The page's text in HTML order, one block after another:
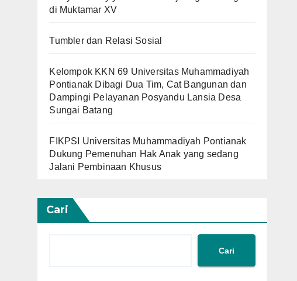
di Muktamar XV
Tumbler dan Relasi Sosial
Kelompok KKN 69 Universitas Muhammadiyah
Pontianak Dibagi Dua Tim, Cat Bangunan dan
Dampingi Pelayanan Posyandu Lansia Desa
Sungai Batang
FIKPSI Universitas Muhammadiyah Pontianak
Dukung Pemenuhan Hak Anak yang sedang
Jalani Pembinaan Khusus
Cari
Cari